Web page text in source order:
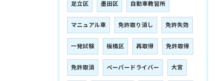
足立区 墨田区 自動車教習所
マニュアル車 免許取り消し 免許失効
一発試験 板橋区 再取得 免許取得
免許取消 ペーパードライバー 大宮